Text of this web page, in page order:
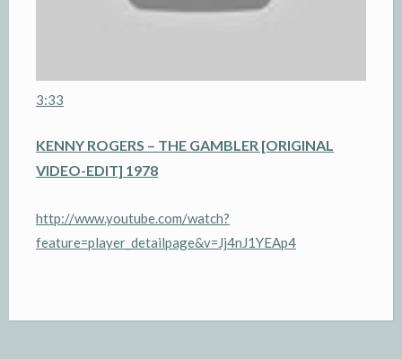
3:33
KENNY ROGERS – THE GAMBLER [ORIGINAL
VIDEO-EDIT] 1978
http://www.youtube.com/watch?
feature=player_detailpage&v=Jj4nJ1YEAp4